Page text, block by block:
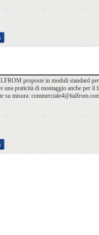
proposte in moduli standard
una praticità di montaggio anche per
su misura: